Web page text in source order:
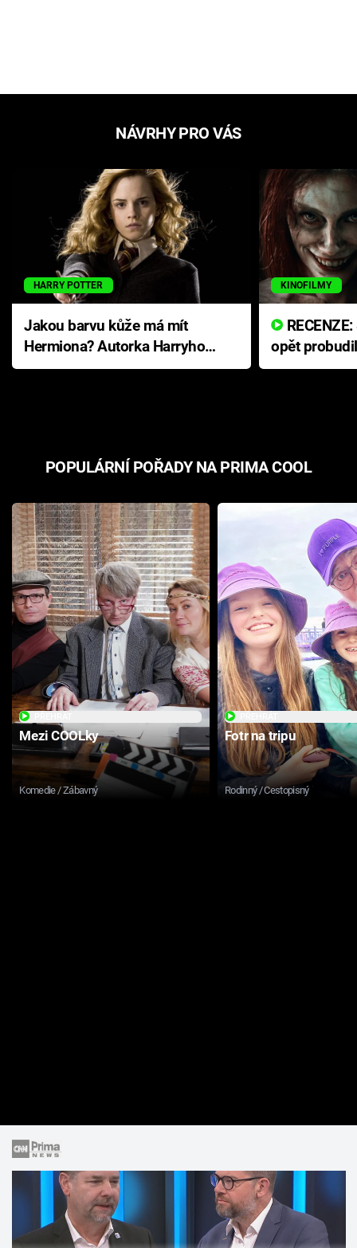
NÁVRHY PRO VÁS
HARRY POTTER
Jakou barvu kůže má mít
Hermiona? Autorka Harryho
Pottera přišla s ráznou
KINOFILMY
opět
přichází s
POPULÁRNÍ POŘADY NA PRIMA COOL
Mezi COOLky
Komedie / Zábavný
Fotr na tripu
Rodinný / Cestopisný